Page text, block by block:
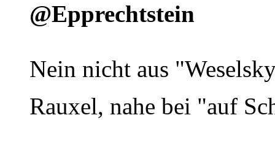
@Epprechtstein
Nein nicht aus
Rauxel, nahe bei "auf